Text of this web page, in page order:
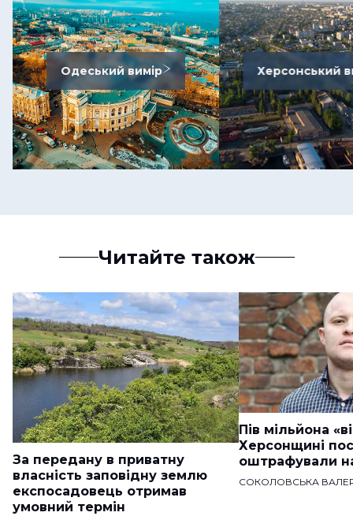
Одеський вимір Херсонський
Читайте також
За передану в приватну
власність заповідну землю
експосадовець отримав
умовний термін
Пів мільйона
Херсонщині
оштрафували
СОКОЛОВСЬКА